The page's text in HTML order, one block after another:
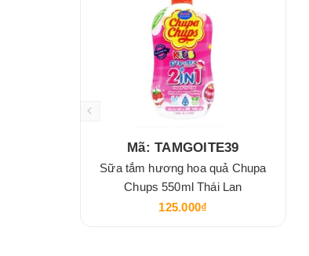
Mã: TAMGOITE39
Sữa tắm hương hoa quả Chupa
Chups 550ml Thái Lan
125.000₫